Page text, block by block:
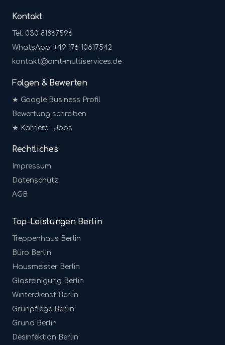
Kontakt
Tel. 030 81867596
WhatsApp: +49 176 10617542
kontakt@amt-multiservices.de
Folgen & Bewerten
★ Google Business Profil
Bewertung schreiben
★ Karriere · Jobs
Rechtliches
Impressum
Datenschutz
AGB
Top-Leistungen Berlin
Treppenhaus Berlin
Büro Berlin
Hausmeister Berlin
Glasreinigung Berlin
Winterdienst Berlin
Grünpflege Berlin
Grund Berlin
Desinfektion Berlin